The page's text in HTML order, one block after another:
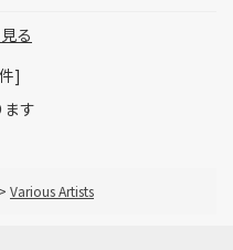
る
]
す
> Various Artists